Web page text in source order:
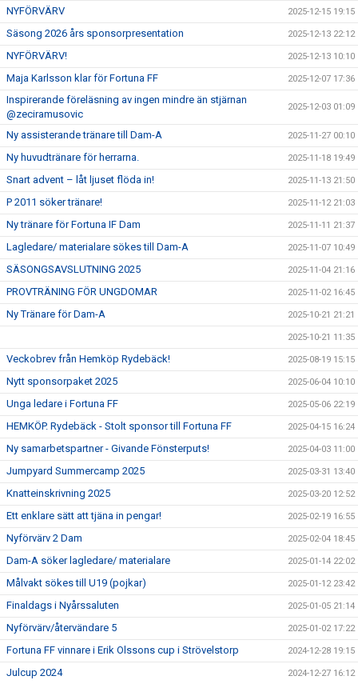
NYFÖRVÄRV 2025-12-15 19:15
Säsong 2026 års sponsorpresentation 2025-12-13 22:12
NYFÖRVÄRV! 2025-12-13 10:10
Maja Karlsson klar för Fortuna FF 2025-12-07 17:36
Inspirerande föreläsning av ingen mindre än stjärnan
@zeciramusovic
2025-12-03 01:09
Ny assisterande tränare till Dam-A 2025-11-27 00:10
Ny huvudtränare för herrarna. 2025-11-18 19:49
Snart advent – låt ljuset flöda in! 2025-11-13 21:50
P 2011 söker tränare! 2025-11-12 21:03
Ny tränare för Fortuna IF Dam 2025-11-11 21:37
Lagledare/ materialare sökes till Dam-A 2025-11-07 10:49
SÄSONGSAVSLUTNING 2025 2025-11-04 21:16
PROVTRÄNING FÖR UNGDOMAR 2025-11-02 16:45
Ny Tränare för Dam-A 2025-10-21 21:21
2025-10-21 11:35
Veckobrev från Hemköp Rydebäck! 2025-08-19 15:15
Nytt sponsorpaket 2025 2025-06-04 10:10
Unga ledare i Fortuna FF 2025-05-06 22:19
HEMKÖP. Rydebäck - Stolt sponsor till Fortuna FF 2025-04-15 16:24
Ny samarbetspartner - Givande Fönsterputs! 2025-04-03 11:00
Jumpyard Summercamp 2025 2025-03-31 13:40
Knatteinskrivning 2025 2025-03-20 12:52
Ett enklare sätt att tjäna in pengar! 2025-02-19 16:55
Nyförvärv 2 Dam 2025-02-04 18:45
Dam-A söker lagledare/ materialare 2025-01-14 22:02
Målvakt sökes till U19 (pojkar) 2025-01-12 23:42
Finaldags i Nyårssaluten 2025-01-05 21:14
Nyförvärv/återvändare 5 2025-01-02 17:22
Fortuna FF vinnare i Erik Olssons cup i Strövelstorp 2024-12-28 19:15
Julcup 2024 2024-12-27 16:12